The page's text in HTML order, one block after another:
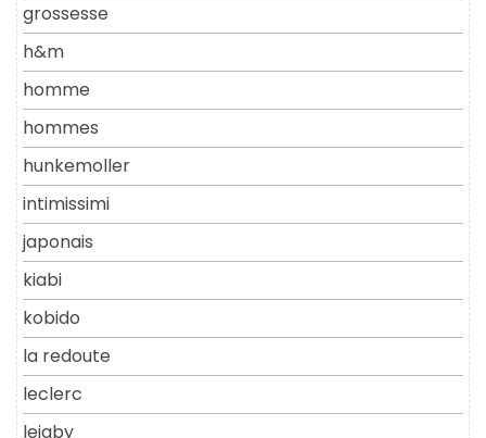
grossesse
h&m
homme
hommes
hunkemoller
intimissimi
japonais
kiabi
kobido
la redoute
leclerc
lejaby